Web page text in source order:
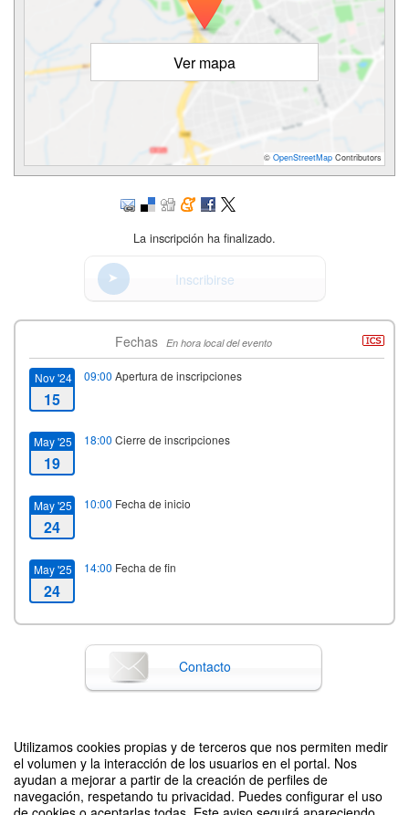
Utilizamos cookies propias y de terceros que nos permiten medir
el volumen y la interacción de los usuarios en el portal. Nos
ayudan a mejorar a partir de la creación de perfiles de
navegación, respetando tu privacidad. Puedes configurar el uso
Ver mapa
© OpenStreetMap Contributors
La inscripción ha finalizado.
Inscribirse
Fechas En hora local del evento
Nov '24
15
09:00 Apertura de inscripciones
May '25
19
18:00 Cierre de inscripciones
May '25
24
10:00 Fecha de inicio
May '25
24
14:00 Fecha de fin
Contacto
Difunde tu evento poniendo el siguiente código en tu sitio